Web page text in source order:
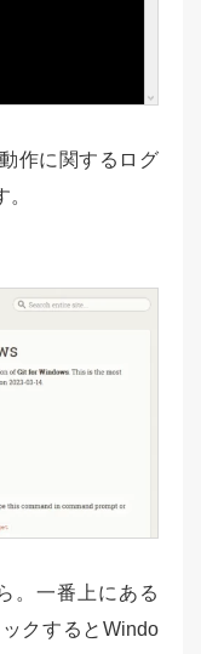
作に関するログ
。一番上にある
クするとWindo